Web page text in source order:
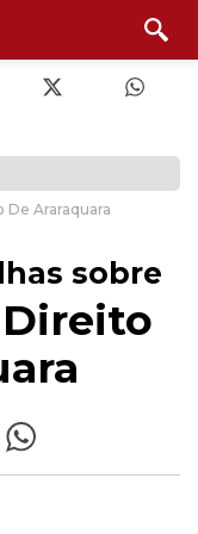
De Araraquara
sobre